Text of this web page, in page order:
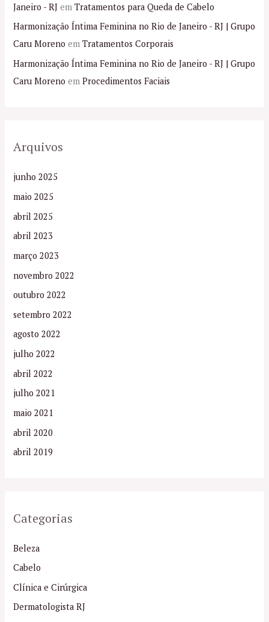
Janeiro - RJ emTratamentos para Queda de Cabelo
Harmonização Íntima Feminina no Rio de Janeiro - RJ | Grupo
Caru Moreno emTratamentos Corporais
Harmonização Íntima Feminina no Rio de Janeiro - RJ | Grupo
Caru Moreno emProcedimentos Faciais
Arquivos
junho 2025
maio 2025
abril 2025
abril 2023
março 2023
novembro 2022
outubro 2022
setembro 2022
agosto 2022
julho 2022
abril 2022
julho 2021
maio 2021
abril 2020
abril 2019
Categorias
Beleza
Cabelo
Clínica e Cirúrgica
Dermatologista RJ